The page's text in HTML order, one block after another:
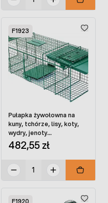
F1923
Pułapka żywołowna na
kuny, tchórze, lisy, koty,
wydry, jenoty
dwuwejściowa 100 cm
482,55 zł